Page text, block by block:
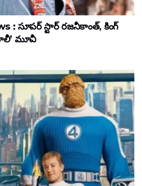
: సూపర్ స్టార్ రజనీకాంత్, కింగ్
మూవీ